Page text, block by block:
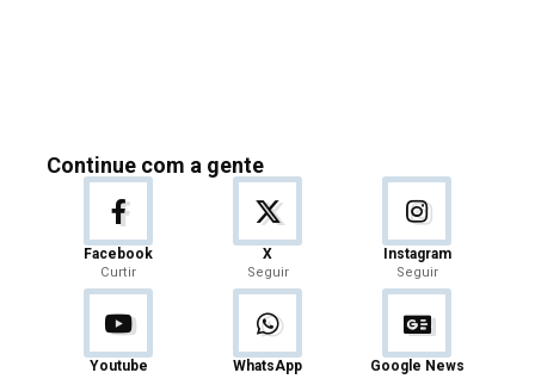
Continue com a gente
Facebook
Curtir
X
Seguir
Instagram
Seguir
Youtube WhatsApp Google News